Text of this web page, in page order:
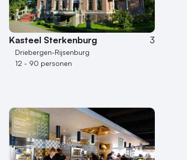
Kasteel Sterkenburg 3
Driebergen-Rijsenburg
12 - 90 personen